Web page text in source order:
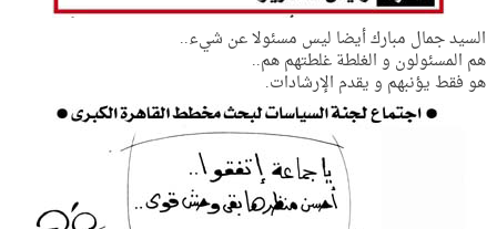
السيد جمال مبارك أيضا ليس مسئولا عن شيء..
هم المسئولون و الغلطة غلطتهم هم..
هو فقط يؤنبهم و يقدم الإرشادات.